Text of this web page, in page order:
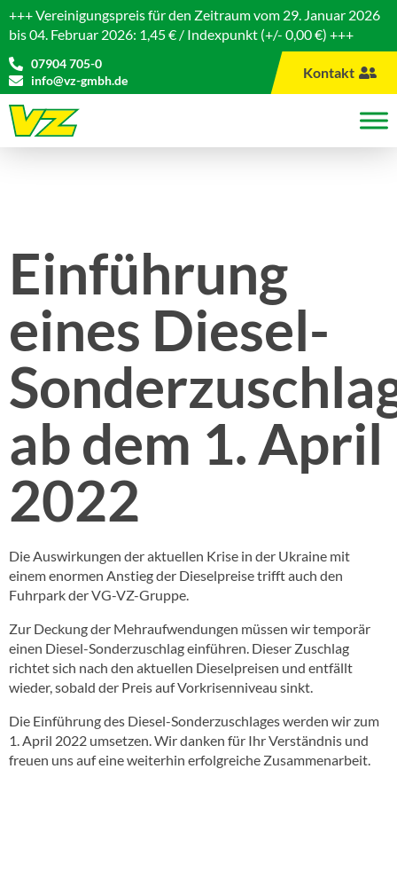
+++ Vereinigungspreis für den Zeitraum vom 29. Januar 2026
bis 04. Februar 2026: 1,45 € / Indexpunkt (+/- 0,00 €) +++
07904 705-0
info@vz-gmbh.de
Kontakt
Einführung
eines Diesel-
ab dem 1. April
2022
Die Auswirkungen der aktuellen Krise in der Ukraine mit
einem enormen Anstieg der Dieselpreise trifft auch den
Fuhrpark der VG-VZ-Gruppe.
Zur Deckung der Mehraufwendungen müssen wir temporär
einen Diesel-Sonderzuschlag einführen. Dieser Zuschlag
richtet sich nach den aktuellen Dieselpreisen und entfällt
wieder, sobald der Preis auf Vorkrisenniveau sinkt.
Die Einführung des Diesel-Sonderzuschlages werden wir zum
1. April 2022 umsetzen. Wir danken für Ihr Verständnis und
freuen uns auf eine weiterhin erfolgreiche Zusammenarbeit.